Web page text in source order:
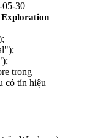
05-30
Exploration
trong
có tín hiệu